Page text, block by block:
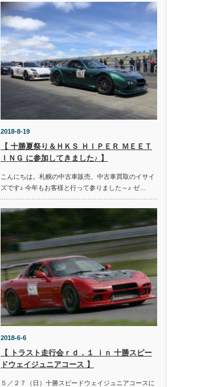
2018-8-19
【 十勝夏祭り＆ＨＫＳ ＨＩＰＥＲ ＭＥＥＴ
ＩＮＧ に参加してきました♪ 】
こんにちは。札幌の中古車販売、中古車買取のイサイ
ズです♪ 今年もお客様と行って参りました～♪ ゼ…
2018-6-6
【 トラスト走行会ｒｄ．１ ｉｎ 十勝スピー
ドウェイジュニアコース 】
５／２７（日）十勝スピードウェイジュニアコースに